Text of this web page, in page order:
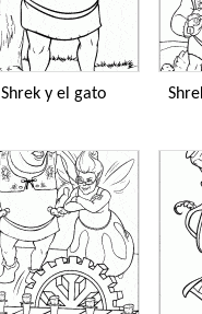
Shrek y el gato